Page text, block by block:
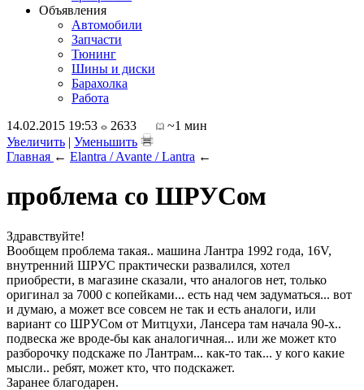
Объявления
Автомобили
Запчасти
Тюнинг
Шины и диски
Барахолка
Работа
14.02.2015 19:53
2633
~1 мин
Увеличить | Уменьшить
Главная ← Elantra / Avante / Lantra ←
проблема со ШРУСом
Здравствуйте!
Вообщем проблема такая.. машина Лантра 1992 года, 16V,
внутренний ШРУС практически развалился, хотел
приобрести, в магазине сказали, что аналогов нет, только
оригинал за 7000 с копейками... есть над чем задуматься... вот
и думаю, а может все совсем не так и есть аналоги, или
вариант со ШРУСом от Митцухи, Лансера там начала 90-х..
подвеска же вроде-бы как аналогичная... или же может кто
разборочку подскаже по Лантрам... как-то так... у кого какие
мысли.. ребят, может кто, что подскажет.
Заранее благодарен.